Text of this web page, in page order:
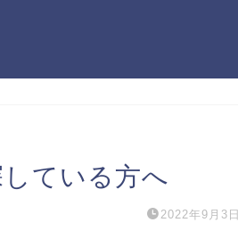
ている方へ
2022年9月3日